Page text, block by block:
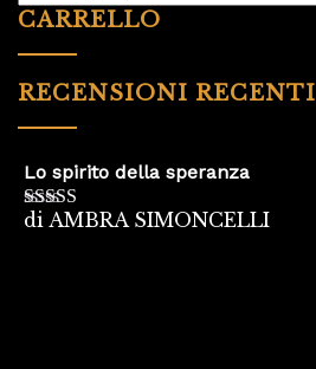
CARRELLO
RECENSIONI RECENTI
Lo spirito della speranza
Valutato5su
di AMBRA SIMONCELLI